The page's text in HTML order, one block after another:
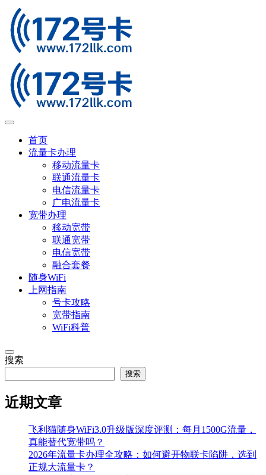
首页
流量卡办理
移动流量卡
联通流量卡
电信流量卡
广电流量卡
宽带办理
移动宽带
联通宽带
电信宽带
融合套餐
随身WiFi
上网指南
号卡攻略
宽带指南
WiFi科普
搜索
搜索
近期文章
飞利猫随身WiFi3.0升级版深度评测：每月1500G流量，
真能替代宽带吗？
2026年流量卡办理全攻略：如何避开物联卡陷阱，选到
正规大流量卡？